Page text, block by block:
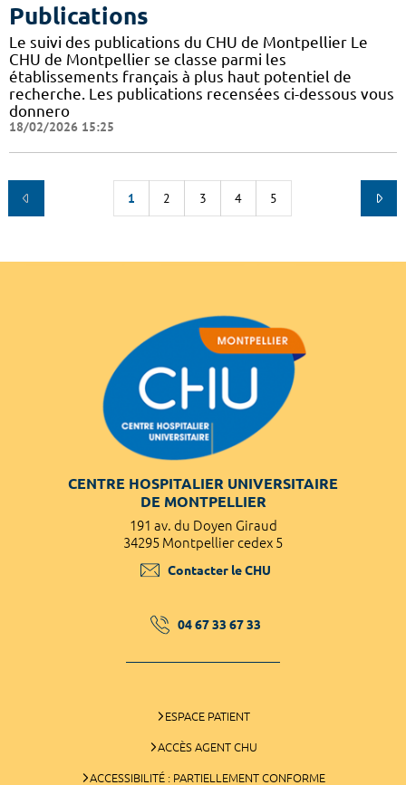
Publications
Le suivi des publications du CHU de Montpellier Le
CHU de Montpellier se classe parmi les
établissements français à plus haut potentiel de
recherche. Les publications recensées ci-dessous vous
donnero
18/02/2026 15:25
1 2 3 4 5
CENTRE HOSPITALIER UNIVERSITAIRE
DE MONTPELLIER
191 av. du Doyen Giraud
34295 Montpellier cedex 5
Contacter le CHU
04 67 33 67 33
ESPACE PATIENT
ACCÈS AGENT CHU
ACCESSIBILITÉ : PARTIELLEMENT CONFORME